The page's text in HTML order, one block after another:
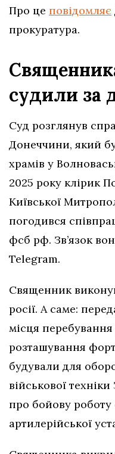
Про це повідомляє
прокуратура.
судили за
Суд розглянув
Донеччини, який
храмів у
2025 року клірик
Київської
погодився
фсб рф. Зв’язок
Telegram.
Священник
росії. А саме:
місця перебування
розташування
будували для
військової
про бойову роботу
артилерійської